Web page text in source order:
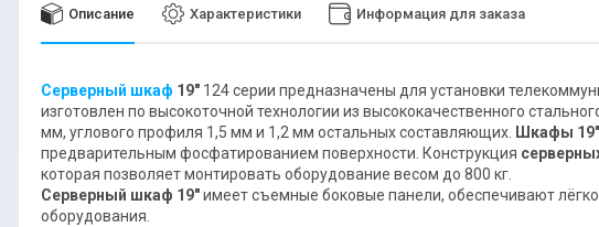
Описание Характеристики Информация для заказа
Серверный шкаф 19" 124 серии предназначены для установки
изготовлен по высокоточной технологии из высококачественного
мм, углового профиля 1,5 мм и 1,2 мм остальных составляющих. Шкафы 19"
предварительным фосфатированием поверхности. Конструкция
которая позволяет монтировать оборудование весом до 800 кг.
Серверный шкаф 19"имеет съемные боковые панели, обеспечивают
оборудования.